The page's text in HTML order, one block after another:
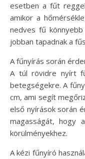
esetben a fűt
amikor a
nedves fű
jobban tapadnak a
A fűnyírás során
A túl rövidre nyírt
betegségekre. A
cm, ami segít
első nyírások során
magasságát, hogy
körülményekhez.
A kézi fűnyíró